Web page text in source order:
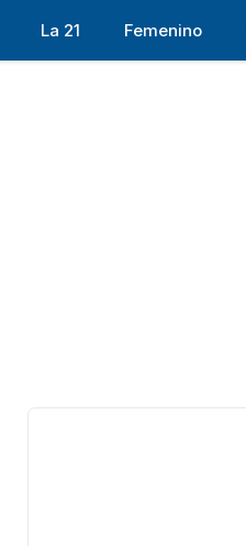
La 21 Femenino